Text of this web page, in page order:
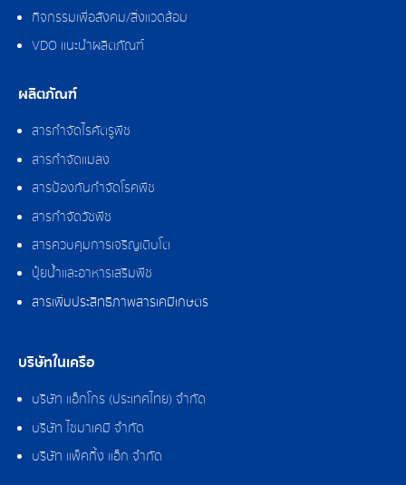
กิจกรรมเพื่อสังคม/สิ่งแวดล้อม
VDO แนะนำผลิตภัณฑ์
ผลิตภัณฑ์
สารกำจัดไรศัตรูพืช
สารกำจัดแมลง
สารป้องกันกำจัดโรคพืช
สารกำจัดวัชพืช
สารควบคุมการเจริญเติบโต
ปุ๋ยน้ำและอาหารเสริมพืช
สารเพิ่มประสิทธิภาพสารเคมีเกษตร
บริษัทในเครือ
บริษัท แอ็กโกร (ประเทศไทย) จำกัด
บริษัท ไซมาเคมี จำกัด
บริษัท แพ็คกิ้ง แอ็ก จำกัด